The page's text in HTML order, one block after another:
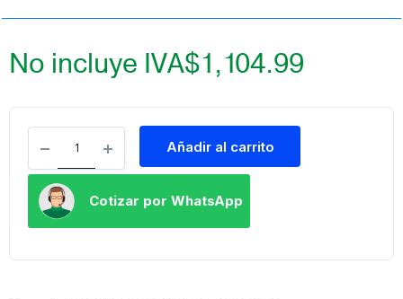
$1,104.99
No incluye IVA
Añadir al carrito
Cotizar por WhatsApp